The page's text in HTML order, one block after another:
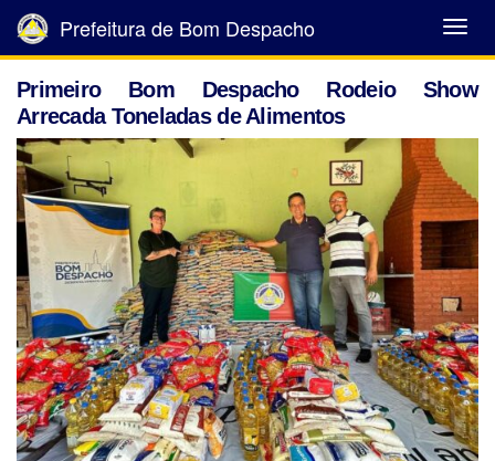
Abrir
Menu
Prefeitura de Bom Despacho
Primeiro Bom Despacho Rodeio Show
Arrecada Toneladas de Alimentos